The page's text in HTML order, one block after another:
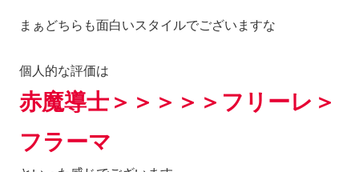
まぁどちらも面白いスタイルでございますな
個人的な評価は
赤魔導士＞＞＞＞＞フリーレ＞
フラーマ